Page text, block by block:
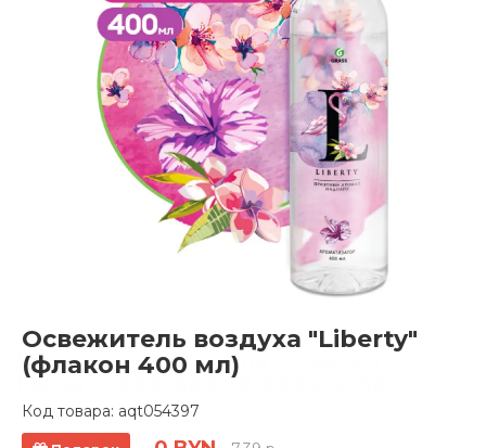
Освежитель воздуха "Liberty"
(флакон 400 мл)
Код товара: aqt054397
Полотенцесушитель Сунержа
Галант+ 600х500 30-0200-6050